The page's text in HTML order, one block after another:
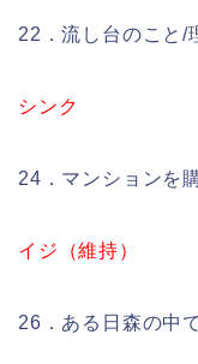
22．流し台のこと/
シンク
24．マンションを
イジ（維持）
26．ある日森の中